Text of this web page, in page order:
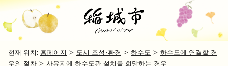
현재 위치: 홈페이지 > 도시 조성・환경 > 하수도 > 하수도에 연결할 경
우의 절차 > 사유지에 하수도관 설치를 희망하는 경우